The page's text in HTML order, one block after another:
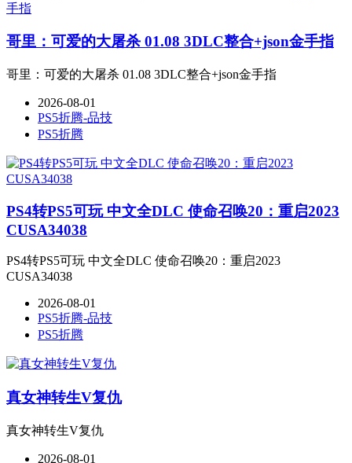
哥里：可爱的大屠杀 01.08 3DLC整合+json金手指
哥里：可爱的大屠杀 01.08 3DLC整合+json金手指
2026-08-01
PS5折腾-品技
PS5折腾
PS4转PS5可玩 中文全DLC 使命召唤20：重启2023
CUSA34038
PS4转PS5可玩 中文全DLC 使命召唤20：重启2023
CUSA34038
2026-08-01
PS5折腾-品技
PS5折腾
真女神转生V复仇
真女神转生V复仇
2026-08-01